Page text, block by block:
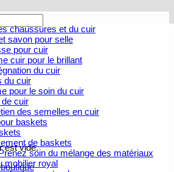
est vide.
chaussures et du cuir
savon pour selle
pour cuir
cuir pour le brillant
du cuir
du cuir
pour le soin du cuir
cuir
des semelles en cuir
baskets
de baskets
soin du mélange des matériaux
mobilier royal